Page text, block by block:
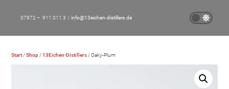
07972 – 911 011 3 | info@13eichen-distillers.de
Start /Shop /13Eichen-Distillers / Oaky-Plum